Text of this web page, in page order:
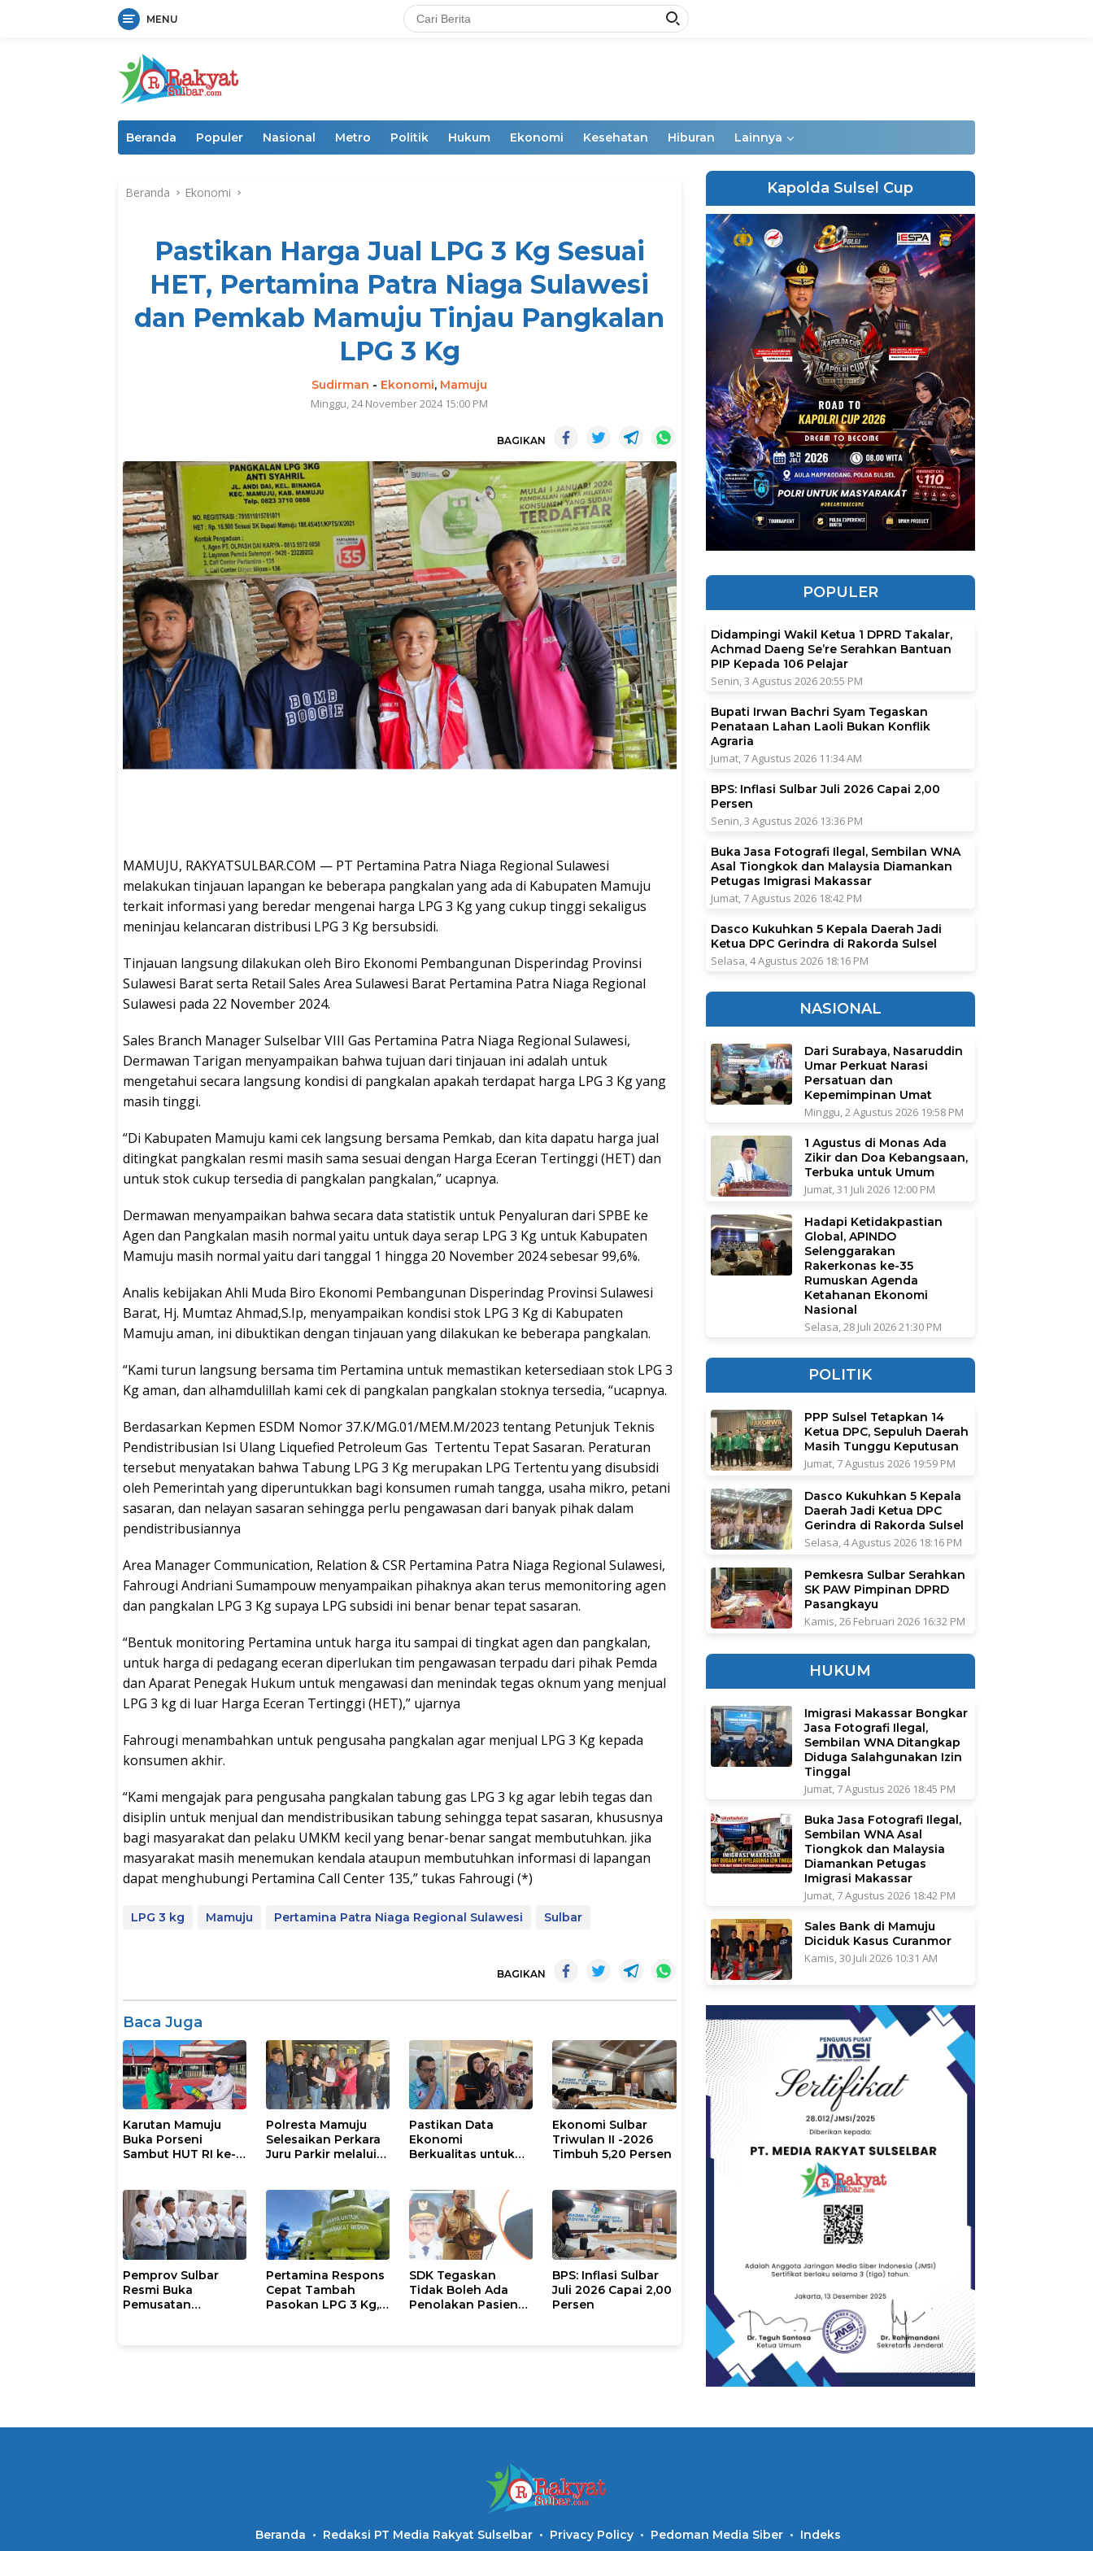
MENU
Beranda Populer Nasional Metro Politik Hukum Ekonomi Kesehatan Hiburan Lainnya
Beranda Ekonomi
Pastikan Harga Jual LPG 3 Kg Sesuai
HET, Pertamina Patra Niaga Sulawesi
dan Pemkab Mamuju Tinjau Pangkalan
LPG 3 Kg
Sudirman - Ekonomi, Mamuju
Minggu, 24 November 2024 15:00 PM
BAGIKAN
MAMUJU, RAKYATSULBAR.COM — PT Pertamina Patra Niaga Regional Sulawesi
melakukan tinjauan lapangan ke beberapa pangkalan yang ada di Kabupaten Mamuju
terkait informasi yang beredar mengenai harga LPG 3 Kg yang cukup tinggi sekaligus
meninjau kelancaran distribusi LPG 3 Kg bersubsidi.
Tinjauan langsung dilakukan oleh Biro Ekonomi Pembangunan Disperindag Provinsi
Sulawesi Barat serta Retail Sales Area Sulawesi Barat Pertamina Patra Niaga Regional
Sulawesi pada 22 November 2024.
Sales Branch Manager Sulselbar VIII Gas Pertamina Patra Niaga Regional Sulawesi,
Dermawan Tarigan menyampaikan bahwa tujuan dari tinjauan ini adalah untuk
mengetahui secara langsung kondisi di pangkalan apakah terdapat harga LPG 3 Kg yang
masih tinggi.
“Di Kabupaten Mamuju kami cek langsung bersama Pemkab, dan kita dapatu harga jual
ditingkat pangkalan resmi masih sama sesuai dengan Harga Eceran Tertinggi (HET) dan
untuk stok cukup tersedia di pangkalan pangkalan,” ucapnya.
Dermawan menyampaikan bahwa secara data statistik untuk Penyaluran dari SPBE ke
Agen dan Pangkalan masih normal yaitu untuk daya serap LPG 3 Kg untuk Kabupaten
Mamuju masih normal yaitu dari tanggal 1 hingga 20 November 2024 sebesar 99,6%.
Analis kebijakan Ahli Muda Biro Ekonomi Pembangunan Disperindag Provinsi Sulawesi
Barat, Hj. Mumtaz Ahmad,S.Ip, menyampaikan kondisi stok LPG 3 Kg di Kabupaten
Mamuju aman, ini dibuktikan dengan tinjauan yang dilakukan ke beberapa pangkalan.
“Kami turun langsung bersama tim Pertamina untuk memastikan ketersediaan stok LPG 3
Kg aman, dan alhamdulillah kami cek di pangkalan pangkalan stoknya tersedia, “ucapnya.
Berdasarkan Kepmen ESDM Nomor 37.K/MG.01/MEM.M/2023 tentang Petunjuk Teknis
Pendistribusian Isi Ulang Liquefied Petroleum Gas Tertentu Tepat Sasaran. Peraturan
tersebut menyatakan bahwa Tabung LPG 3 Kg merupakan LPG Tertentu yang disubsidi
oleh Pemerintah yang diperuntukkan bagi konsumen rumah tangga, usaha mikro, petani
sasaran, dan nelayan sasaran sehingga perlu pengawasan dari banyak pihak dalam
pendistribusiannya
Area Manager Communication, Relation & CSR Pertamina Patra Niaga Regional Sulawesi,
Fahrougi Andriani Sumampouw menyampaikan pihaknya akan terus memonitoring agen
dan pangkalan LPG 3 Kg supaya LPG subsidi ini benar benar tepat sasaran.
“Bentuk monitoring Pertamina untuk harga itu sampai di tingkat agen dan pangkalan,
untuk harga di pedagang eceran diperlukan tim pengawasan terpadu dari pihak Pemda
dan Aparat Penegak Hukum untuk mengawasi dan menindak tegas oknum yang menjual
LPG 3 kg di luar Harga Eceran Tertinggi (HET),” ujarnya
Fahrougi menambahkan untuk pengusaha pangkalan agar menjual LPG 3 Kg kepada
konsumen akhir.
“Kami mengajak para pengusaha pangkalan tabung gas LPG 3 kg agar lebih tegas dan
disiplin untuk menjual dan mendistribusikan tabung sehingga tepat sasaran, khususnya
bagi masyarakat dan pelaku UMKM kecil yang benar-benar sangat membutuhkan. jika
masyarakat masih menemukan kendala ataupun membutuhkan informasi di lapangan
dapat menghubungi Pertamina Call Center 135,” tukas Fahrougi (*)
LPG 3 kg Mamuju Pertamina Patra Niaga Regional Sulawesi Sulbar
BAGIKAN
Baca Juga
Karutan Mamuju
Buka Porseni
Sambut HUT RI ke-
Polresta Mamuju
Selesaikan Perkara
Juru Parkir melalui
Pastikan Data
Ekonomi
Berkualitas untuk
dan Pemprov Sulbar
Supervisi Lapangan
SE2026
Ekonomi Sulbar
Triwulan II -2026
Timbuh 5,20 Persen
Pemprov Sulbar
Resmi Buka
Pemusatan
Pertamina Respons
Cepat Tambah
Pasokan LPG 3 Kg,
SDK Tegaskan
Tidak Boleh Ada
Penolakan Pasien
BPS: Inflasi Sulbar
Juli 2026 Capai 2,00
Persen
Kapolda Sulsel Cup
POPULER
Didampingi Wakil Ketua 1 DPRD Takalar,
Achmad Daeng Se’re Serahkan Bantuan
PIP Kepada 106 Pelajar
Senin, 3 Agustus 2026 20:55 PM
Bupati Irwan Bachri Syam Tegaskan
Penataan Lahan Laoli Bukan Konflik
Agraria
Jumat, 7 Agustus 2026 11:34 AM
BPS: Inflasi Sulbar Juli 2026 Capai 2,00
Persen
Senin, 3 Agustus 2026 13:36 PM
Buka Jasa Fotografi Ilegal, Sembilan WNA
Asal Tiongkok dan Malaysia Diamankan
Petugas Imigrasi Makassar
Jumat, 7 Agustus 2026 18:42 PM
Dasco Kukuhkan 5 Kepala Daerah Jadi
Ketua DPC Gerindra di Rakorda Sulsel
Selasa, 4 Agustus 2026 18:16 PM
NASIONAL
Dari Surabaya, Nasaruddin
Umar Perkuat Narasi
Persatuan dan
Kepemimpinan Umat
Minggu, 2 Agustus 2026 19:58 PM
1 Agustus di Monas Ada
Zikir dan Doa Kebangsaan,
Terbuka untuk Umum
Jumat, 31 Juli 2026 12:00 PM
Hadapi Ketidakpastian
Global, APINDO
Selenggarakan
Rakerkonas ke-35
Rumuskan Agenda
Ketahanan Ekonomi
Nasional
Selasa, 28 Juli 2026 21:30 PM
POLITIK
PPP Sulsel Tetapkan 14
Ketua DPC, Sepuluh Daerah
Masih Tunggu Keputusan
Jumat, 7 Agustus 2026 19:59 PM
Dasco Kukuhkan 5 Kepala
Daerah Jadi Ketua DPC
Gerindra di Rakorda Sulsel
Selasa, 4 Agustus 2026 18:16 PM
Pemkesra Sulbar Serahkan
SK PAW Pimpinan DPRD
Pasangkayu
Kamis, 26 Februari 2026 16:32 PM
HUKUM
Imigrasi Makassar Bongkar
Jasa Fotografi Ilegal,
Sembilan WNA Ditangkap
Diduga Salahgunakan Izin
Tinggal
Jumat, 7 Agustus 2026 18:45 PM
Buka Jasa Fotografi Ilegal,
Sembilan WNA Asal
Tiongkok dan Malaysia
Diamankan Petugas
Imigrasi Makassar
Jumat, 7 Agustus 2026 18:42 PM
Sales Bank di Mamuju
Diciduk Kasus Curanmor
Kamis, 30 Juli 2026 10:31 AM
Beranda Redaksi PT Media Rakyat Sulselbar Privacy Policy Pedoman Media Siber Indeks